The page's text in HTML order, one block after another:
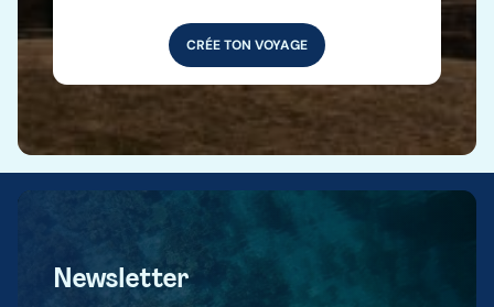
CRÉE TON VOYAGE
Newsletter